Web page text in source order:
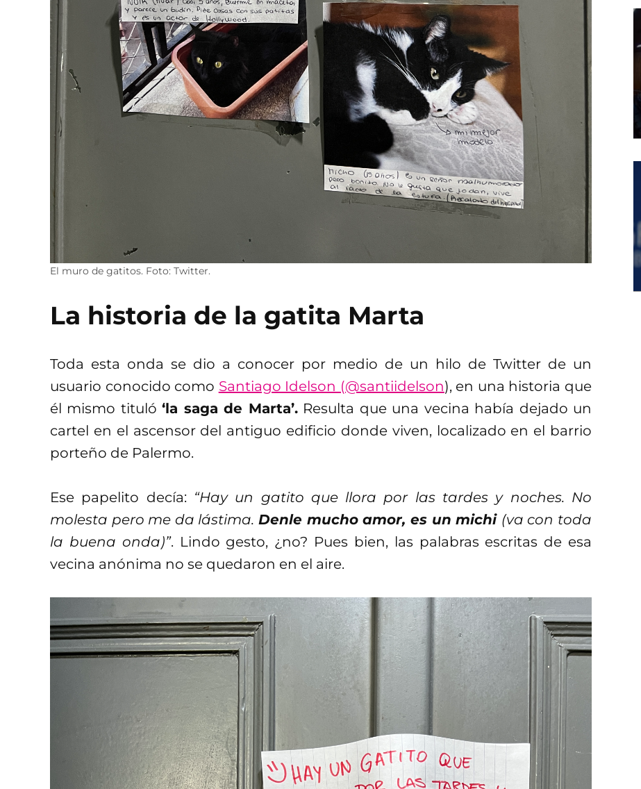
El muro de gatitos. Foto: Twitter.
La historia de la gatita Marta
Toda esta onda se dio a conocer por medio de un hilo de Twitter de un
usuario conocido como Santiago Idelson (@santiidelson), en una historia que
él mismo tituló‘la saga de Marta’.Resulta que una vecina había dejado un
cartel en el ascensor del antiguo edificio donde viven, localizado en el barrio
porteño de Palermo.
Ese papelito decía: “Hay un gatito que llora por las tardes y noches. No
molesta pero me da lástima.Denle mucho amor, es un michi (va con toda
la buena onda)”. Lindo gesto, ¿no? Pues bien, las palabras escritas de esa
vecina anónima no se quedaron en el aire.